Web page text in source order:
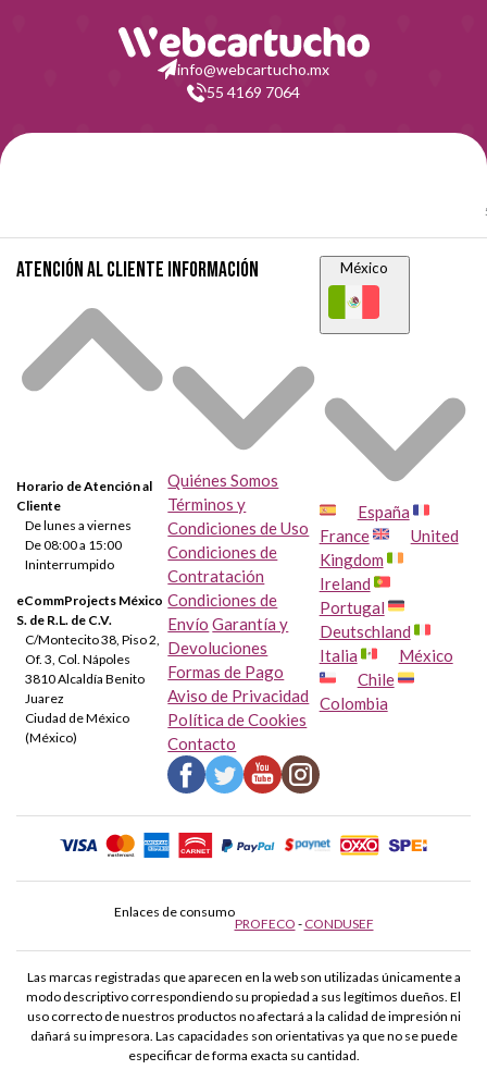
info@webcartucho.mx
55 4169 7064
Atención al cliente
Horario de Atención al
Cliente
De lunes a viernes
De 08:00 a 15:00
Ininterrumpido
eCommProjects México
S. de R.L. de C.V.
C/Montecito 38, Piso 2,
Of. 3, Col. Nápoles
3810 Alcaldía Benito
Juarez
Ciudad de México
(México)
Información
Quiénes Somos
Términos y
Condiciones de Uso
Condiciones de
Contratación
Condiciones de
Envío Garantía y
Devoluciones
Formas de Pago
Aviso de Privacidad
Política de Cookies
Contacto
México
España
France
United
Kingdom
Ireland
Portugal
Deutschland
Italia
México
Chile
Colombia
Enlaces de consumo
PROFECO - CONDUSEF
Las marcas registradas que aparecen en la web son utilizadas únicamente a
modo descriptivo correspondiendo su propiedad a sus legítimos dueños. El
uso correcto de nuestros productos no afectará a la calidad de impresión ni
dañará su impresora. Las capacidades son orientativas ya que no se puede
especificar de forma exacta su cantidad.